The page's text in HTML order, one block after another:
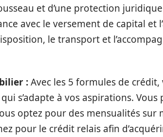
et d’une protection
avec le versement de capital et
le transport et
:Avec les 5 formules de
s’adapte à vos aspirations.
optez pour des mensualités sur
pour le crédit relais afin